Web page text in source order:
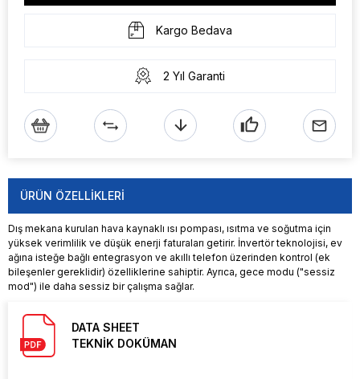
Kargo Bedava
2 Yıl Garanti
ÜRÜN ÖZELLIKLERI
Dış mekana kurulan hava kaynaklı ısı pompası, ısıtma ve soğutma için
yüksek verimlilik ve düşük enerji faturaları getirir. İnvertör teknolojisi, ev
ağına isteğe bağlı entegrasyon ve akıllı telefon üzerinden kontrol (ek
bileşenler gereklidir) özelliklerine sahiptir. Ayrıca, gece modu ("sessiz
mod") ile daha sessiz bir çalışma sağlar.
DATA SHEET
TEKNİK DOKÜMAN